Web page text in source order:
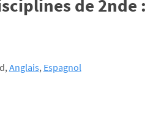
de 2nde :
Anglais, Espagnol